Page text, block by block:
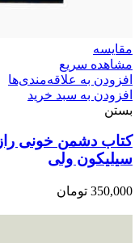
مقایسه
مشاهده سریع
افزودن به علاقه‌مندی‌ها
افزودن به سبد خرید
بستن
کتاب دشمن خونی
سیلیکون ولی
350,000 تومان